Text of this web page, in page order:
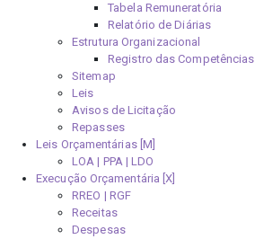
Tabela Remuneratória
Relatório de Diárias
Estrutura Organizacional
Registro das Competências
Sitemap
Leis
Avisos de Licitação
Repasses
Leis Orçamentárias [M]
LOA | PPA | LDO
Execução Orçamentária [X]
RREO | RGF
Receitas
Despesas